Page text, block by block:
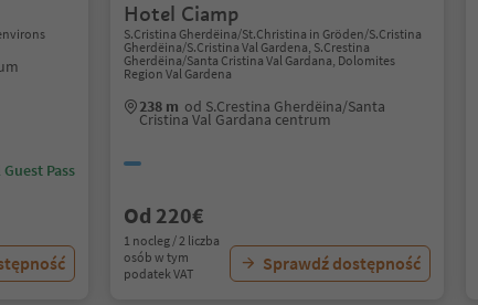
Pass
Hotel Ciamp
S.Cristina Gherdëina/St.Christina in Gröden/S.Cristina
Gherdëina/S.Cristina Val Gardena, S.Crestina
Gherdëina/Santa Cristina Val Gardana, Dolomites
Region Val Gardena
238 m od S.Crestina Gherdëina/Santa
Cristina Val Gardana centrum
Od 220€
1 nocleg / 2 liczba
osób w tym
podatek VAT
Sprawdź dostępność